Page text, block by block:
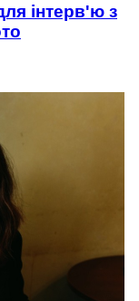
інтерв'ю з